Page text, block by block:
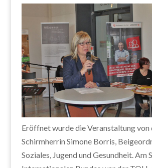
Eröffnet wurde die Veranstaltung von
Schirmherrin Simone Borris,
Soziales, Jugend und Gesundheit. Am